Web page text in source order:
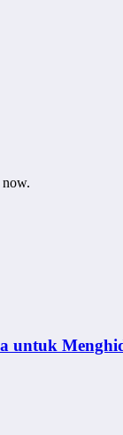
now.
untuk